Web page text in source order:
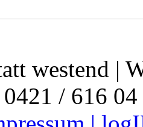
westend |
0421 / 616